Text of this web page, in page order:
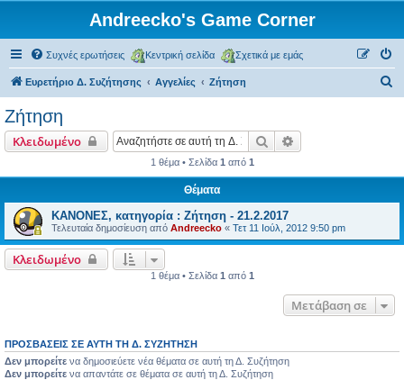
Andreecko's Game Corner
Συχνές ερωτήσεις Κεντρική σελίδα Σχετικά με εμάς
Ευρετήριο Δ. Συζήτησης Αγγελίες Ζήτηση
Ζήτηση
Κλειδωμένο Αναζήτηση
1 θέμα • Σελίδα 1 από 1
Θέματα
ΚΑΝΟΝΕΣ, κατηγορία : Ζήτηση - 21.2.2017
Τελευταία δημοσίευση από Andreecko « Τετ 11 Ιούλ, 2012 9:50 pm
Κλειδωμένο
1 θέμα • Σελίδα 1 από 1
Μετάβαση σε
ΠΡΟΣΒΆΣΕΙΣ ΣΕ ΑΥΤΉ ΤΗ Δ. ΣΥΖΉΤΗΣΗ
Δεν μπορείτε να δημοσιεύετε νέα θέματα σε αυτή τη Δ. Συζήτηση
Δεν μπορείτε να απαντάτε σε θέματα σε αυτή τη Δ. Συζήτηση